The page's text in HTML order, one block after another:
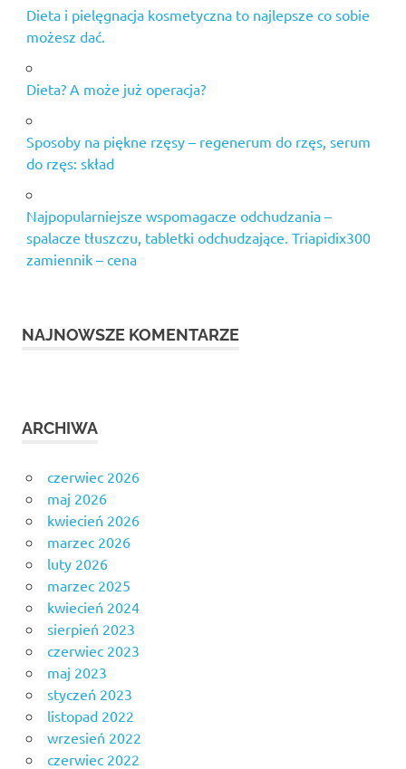
siłowni -
używane
Dieta i pielęgnacja kosmetyczna to najlepsze co sobie
możesz dać.
Dieta? A może już operacja?
Sposoby na piękne rzęsy – regenerum do rzęs, serum
do rzęs: skład
Najpopularniejsze wspomagacze odchudzania –
spalacze tłuszczu, tabletki odchudzające. Triapidix300
zamiennik – cena
NAJNOWSZE KOMENTARZE
ARCHIWA
czerwiec 2026
maj 2026
kwiecień 2026
marzec 2026
luty 2026
marzec 2025
kwiecień 2024
sierpień 2023
czerwiec 2023
maj 2023
styczeń 2023
listopad 2022
wrzesień 2022
czerwiec 2022